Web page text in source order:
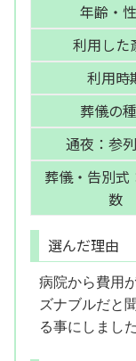
年齢・
利用した
利用時
葬儀の
通夜：参
葬儀・告別式
数
選んだ理由
病院から費用
ズナブルだと
る事にしました